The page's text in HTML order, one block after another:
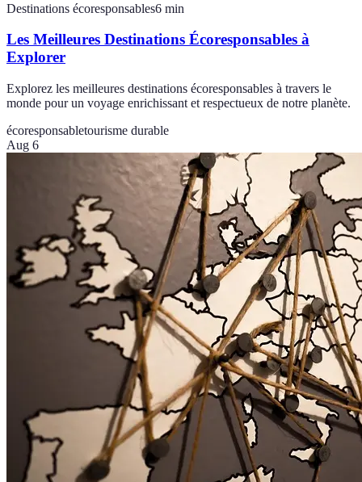
Destinations écoresponsables6 min
Les Meilleures Destinations Écoresponsables à
Explorer
Explorez les meilleures destinations écoresponsables à travers le
monde pour un voyage enrichissant et respectueux de notre planète.
écoresponsabletourisme durable
Aug 6